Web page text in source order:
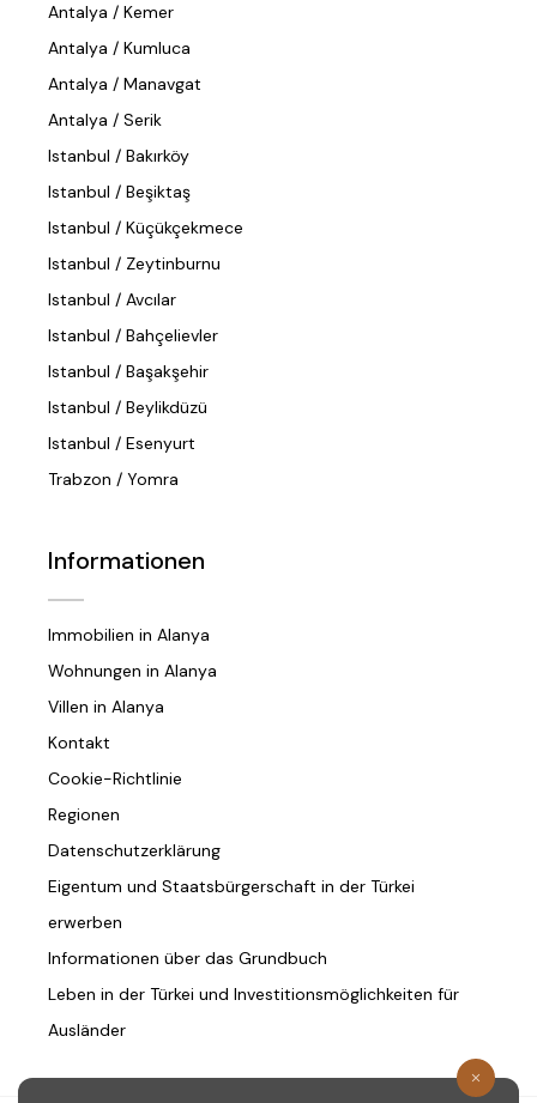
Antalya / Kemer
Antalya / Kumluca
Antalya / Manavgat
Antalya / Serik
Istanbul / Bakırköy
Istanbul / Beşiktaş
Istanbul / Küçükçekmece
Istanbul / Zeytinburnu
Istanbul / Avcılar
Istanbul / Bahçelievler
Istanbul / Başakşehir
Istanbul / Beylikdüzü
Istanbul / Esenyurt
Trabzon / Yomra
Informationen
Immobilien in Alanya
Wohnungen in Alanya
Villen in Alanya
Kontakt
Cookie-Richtlinie
Regionen
Datenschutzerklärung
Eigentum und Staatsbürgerschaft in der Türkei
erwerben
Informationen über das Grundbuch
Leben in der Türkei und Investitionsmöglichkeiten für
Ausländer